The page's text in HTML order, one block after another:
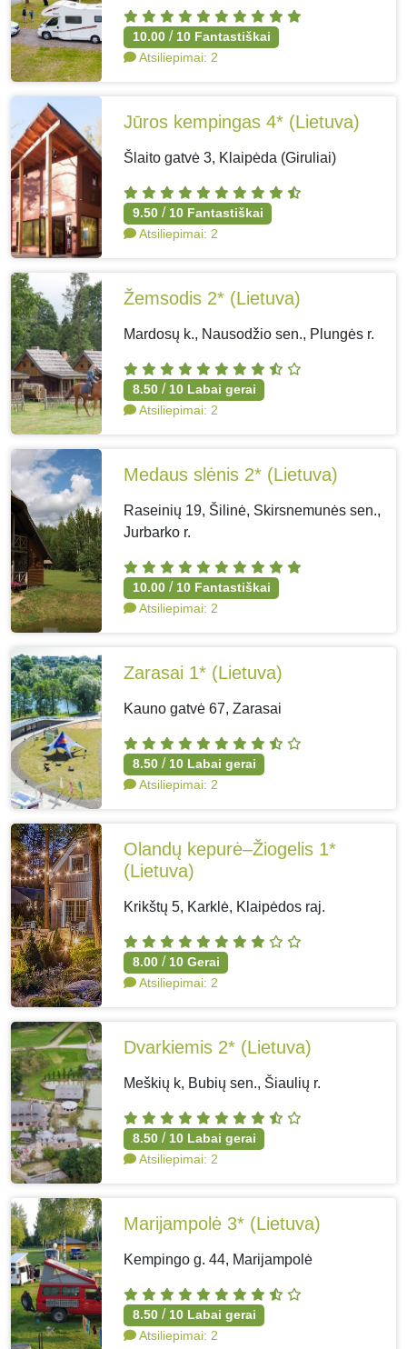
10.00/10 Fantastiškai
Atsiliepimai: 2
Jūros kempingas 4* (Lietuva)
Šlaito gatvė 3, Klaipėda (Giruliai)
9.50/10 Fantastiškai
Atsiliepimai: 2
Žemsodis 2* (Lietuva)
Mardosų k., Nausodžio sen., Plungės r.
8.50/10 Labai gerai
Atsiliepimai: 2
Medaus slėnis 2* (Lietuva)
Raseinių 19, Šilinė, Skirsnemunės sen.,
Jurbarko r.
10.00/10 Fantastiškai
Atsiliepimai: 2
Zarasai 1* (Lietuva)
Kauno gatvė 67, Zarasai
8.50/10 Labai gerai
Atsiliepimai: 2
Olandų kepurė–Žiogelis 1*
(Lietuva)
Krikštų 5, Karklė, Klaipėdos raj.
8.00/10 Gerai
Atsiliepimai: 2
Dvarkiemis 2* (Lietuva)
Meškių k, Bubių sen., Šiaulių r.
8.50/10 Labai gerai
Atsiliepimai: 2
Marijampolė 3* (Lietuva)
Kempingo g. 44, Marijampolė
8.50/10 Labai gerai
Atsiliepimai: 2